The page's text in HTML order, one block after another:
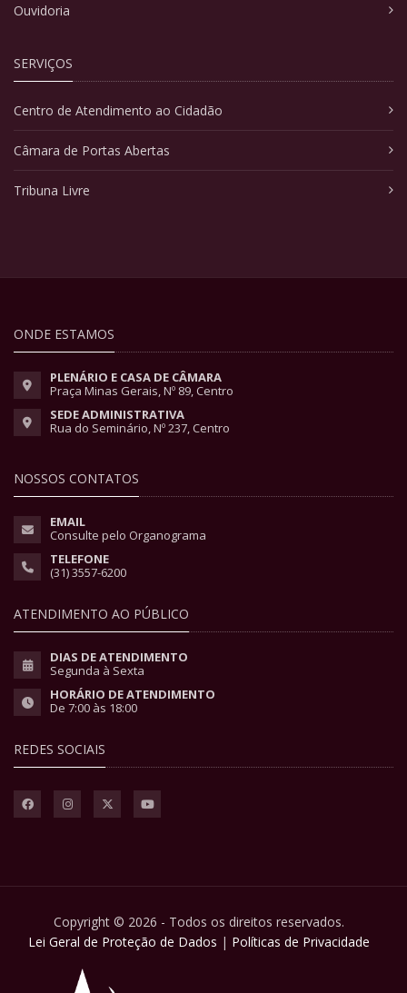
Ouvidoria
SERVIÇOS
Centro de Atendimento ao Cidadão
Câmara de Portas Abertas
Tribuna Livre
ONDE ESTAMOS
PLENÁRIO E CASA DE CÂMARA
Praça Minas Gerais, Nº 89, Centro
SEDE ADMINISTRATIVA
Rua do Seminário, Nº 237, Centro
NOSSOS CONTATOS
EMAIL
Consulte pelo Organograma
TELEFONE
(31) 3557-6200
ATENDIMENTO AO PÚBLICO
DIAS DE ATENDIMENTO
Segunda à Sexta
HORÁRIO DE ATENDIMENTO
De 7:00 às 18:00
REDES SOCIAIS
Copyright © 2026 - Todos os direitos reservados.
Lei Geral de Proteção de Dados | Políticas de Privacidade